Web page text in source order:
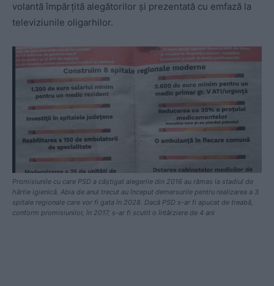
volantă împărțită alegătorilor și prezentată cu emfază la
televiziunile oligarhilor.
Promisiunile cu care PSD a câștigat alegerile din 2016 au rămas la stadiul de
hârtie igienică. Abia de anul trecut au început demersurile pentru realizarea a 3
spitale regionale care vor fi gata în 2028. Dacă PSD s-ar fi apucat de treabă,
conform promisiunilor, în 2017, s-ar fi scutit o întârziere de 4 ani